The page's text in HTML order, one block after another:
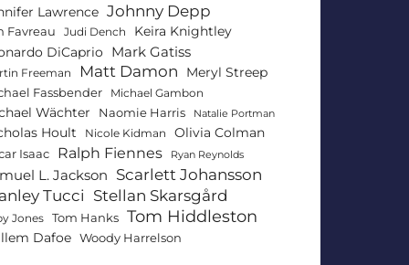
Lawrence Johnny Depp
Favreau Judi Dench
Keira Knightley
DiCaprio
Mark Gatiss
Freeman Matt Damon Meryl Streep
Fassbender Michael Gambon
Wächter Naomie Harris Natalie Portman
Hoult Nicole Kidman Olivia Colman
Isaac Ralph Fiennes Ryan Reynolds
L. Jackson Scarlett Johansson
Tucci Stellan Skarsgård
Jones Tom Hanks Tom Hiddleston
Dafoe Woody Harrelson